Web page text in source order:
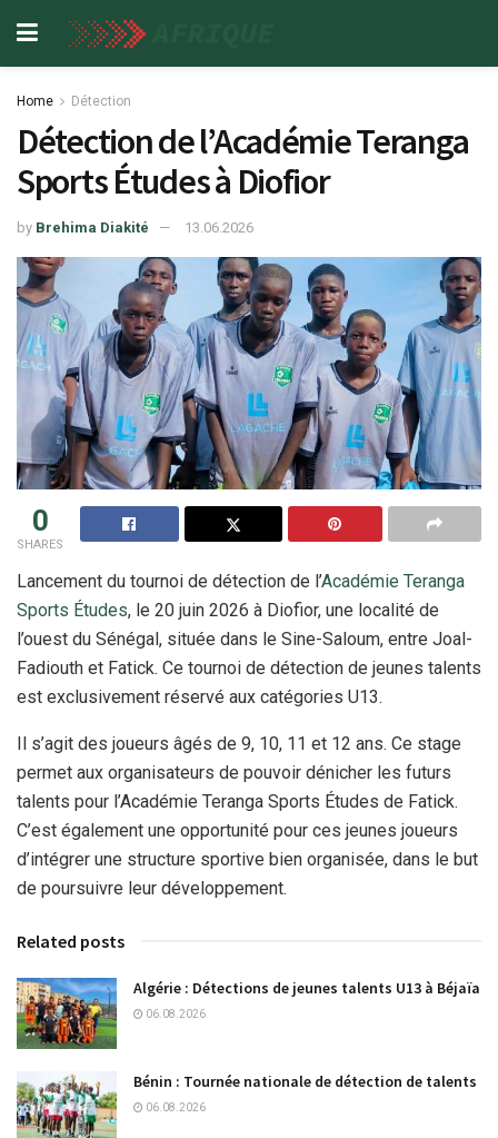
Home Détection
Détection de l’Académie Teranga
Sports Études à Diofior
by Brehima Diakité 13.06.2026
0
SHARES
Lancement du tournoi de détection de l’Académie Teranga
Sports Études, le 20 juin 2026 à Diofior, une localité de
l’ouest du Sénégal, située dans le Sine-Saloum, entre Joal-
Fadiouth et Fatick. Ce tournoi de détection de jeunes talents
est exclusivement réservé aux catégories U13.
Il s’agit des joueurs âgés de 9, 10, 11 et 12 ans. Ce stage
permet aux organisateurs de pouvoir dénicher les futurs
talents pour l’Académie Teranga Sports Études de Fatick.
C’est également une opportunité pour ces jeunes joueurs
d’intégrer une structure sportive bien organisée, dans le but
de poursuivre leur développement.
Related posts
Algérie : Détections de jeunes talents U13 à Béjaïa
06.08.2026
Bénin : Tournée nationale de détection de talents
06.08.2026